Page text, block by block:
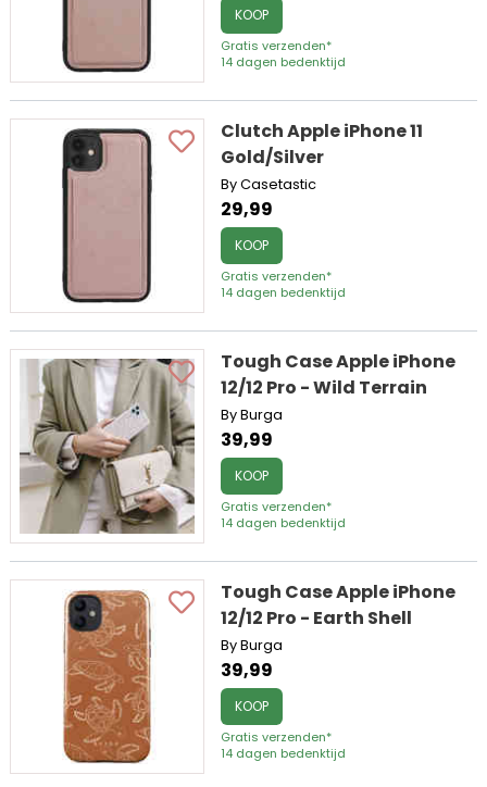
KOOP
Gratis verzenden*
14 dagen bedenktijd
Clutch Apple iPhone 11
Gold/Silver
By Casetastic
29,99
KOOP
Gratis verzenden*
14 dagen bedenktijd
Tough Case Apple iPhone
12/12 Pro - Wild Terrain
By Burga
39,99
KOOP
Gratis verzenden*
14 dagen bedenktijd
Tough Case Apple iPhone
12/12 Pro - Earth Shell
By Burga
39,99
KOOP
Gratis verzenden*
14 dagen bedenktijd